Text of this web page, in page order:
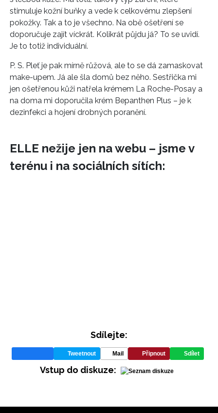
stimuluje kožní buňky a vede k celkovému zlepšení
pokožky. Tak a to je všechno. Na obě ošetření se
doporučuje zajít víckrát. Kolikrát půjdu já? To se uvidí.
Je to totiž individuální.
P. S. Pleť je pak mírně růžová, ale to se dá zamaskovat
make-upem. Já ale šla domů bez něho. Sestřička mi
jen ošetřenou kůži natřela krémem La Roche-Posay a
na doma mi doporučila krém Bepanthen Plus – je k
dezinfekci a hojení drobných poranění.
ELLE nežije jen na webu – jsme v
terénu i na sociálních sítích:
Sdílejte:
Tweetnout Mail Připnout Sdílet
Vstup do diskuze: